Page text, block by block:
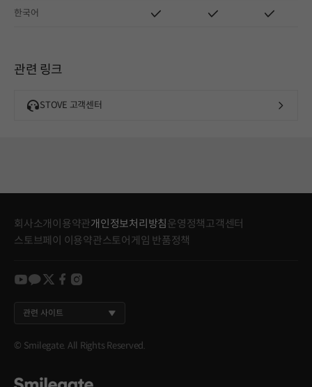
한국어
관련 링크
STOVE 고객센터
회사소개이용약관개인정보처리방침 운영정책고객센터
스토브페이 이용약관스토어게임 반품정책
youtube
kakao
twitter
facebook
instagram
관련 사이트
© Smilegate. All Rights Reserved.